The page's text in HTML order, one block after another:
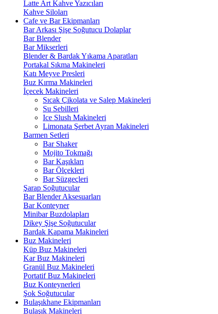
Latte Art Kahve Yazıcıları
Kahve Siloları
Cafe ve Bar Ekipmanları
Bar Arkası Şişe Soğutucu Dolaplar
Bar Blender
Bar Mikserleri
Blender & Bardak Yıkama Aparatları
Portakal Sıkma Makineleri
Katı Meyve Presleri
Buz Kırma Makineleri
İçecek Makineleri
Sıcak Çikolata ve Salep Makineleri
Su Sebilleri
Ice Slush Makineleri
Limonata Şerbet Ayran Makineleri
Barmen Setleri
Bar Shaker
Mojito Tokmağı
Bar Kaşıkları
Bar Ölçekleri
Bar Süzgeçleri
Şarap Soğutucular
Bar Blender Aksesuarları
Bar Konteyner
Minibar Buzdolapları
Dikey Şişe Soğutucular
Bardak Kapama Makineleri
Buz Makineleri
Küp Buz Makineleri
Kar Buz Makineleri
Granül Buz Makineleri
Portatif Buz Makineleri
Buz Konteynerleri
Şok Soğutucular
Bulaşıkhane Ekipmanları
Bulaşık Makineleri